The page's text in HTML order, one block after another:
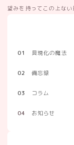
望みを持ってこの上な
01 具現化の魔法
02 備忘録
03 コラム
04 お知らせ